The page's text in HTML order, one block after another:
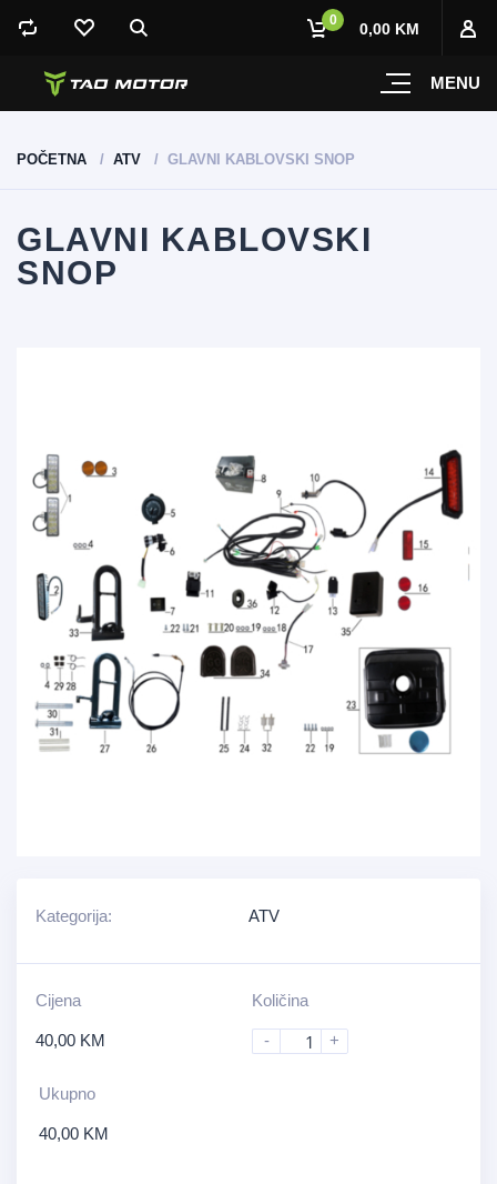
MENU
0 0,00 KM
POČETNA ATV GLAVNI KABLOVSKI SNOP
GLAVNI KABLOVSKI
SNOP
Kategorija: ATV
Cijena
40,00 KM
Količina
- +
Ukupno
40,00 KM